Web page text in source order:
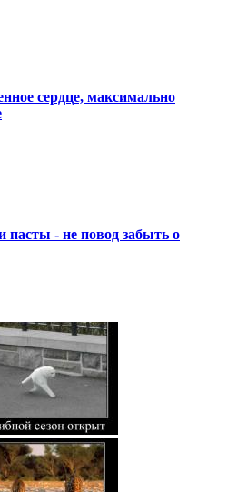
сердце, максимально
пасты - не повод забыть о